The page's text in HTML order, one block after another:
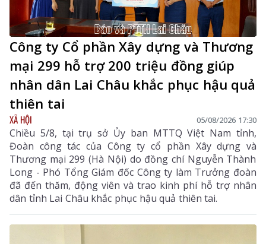
Công ty Cổ phần Xây dựng và Thương
mại 299 hỗ trợ 200 triệu đồng giúp
nhân dân Lai Châu khắc phục hậu quả
thiên tai
XÃ HỘI 05/08/2026 17:30
Chiều 5/8, tại trụ sở Ủy ban MTTQ Việt Nam tỉnh,
Đoàn công tác của Công ty cổ phần Xây dựng và
Thương mại 299 (Hà Nội) do đồng chí Nguyễn Thành
Long - Phó Tổng Giám đốc Công ty làm Trưởng đoàn
đã đến thăm, động viên và trao kinh phí hỗ trợ nhân
dân tỉnh Lai Châu khắc phục hậu quả thiên tai.